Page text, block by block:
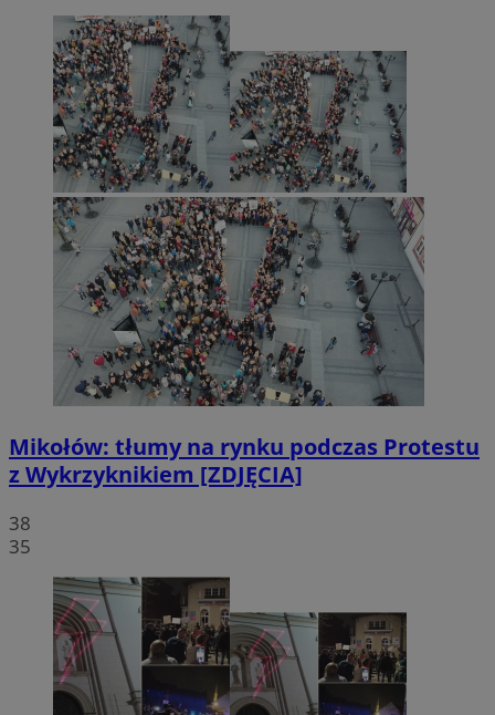
Mikołów: tłumy na rynku podczas Protestu
z Wykrzyknikiem [ZDJĘCIA]
38
35